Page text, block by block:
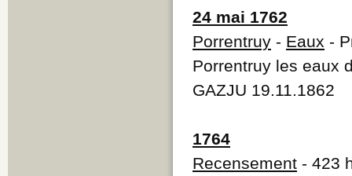
24 mai 1762
Porrentruy - Eaux -
Porrentruy les eaux
GAZJU 19.11.1862
1764
Recensement - 423